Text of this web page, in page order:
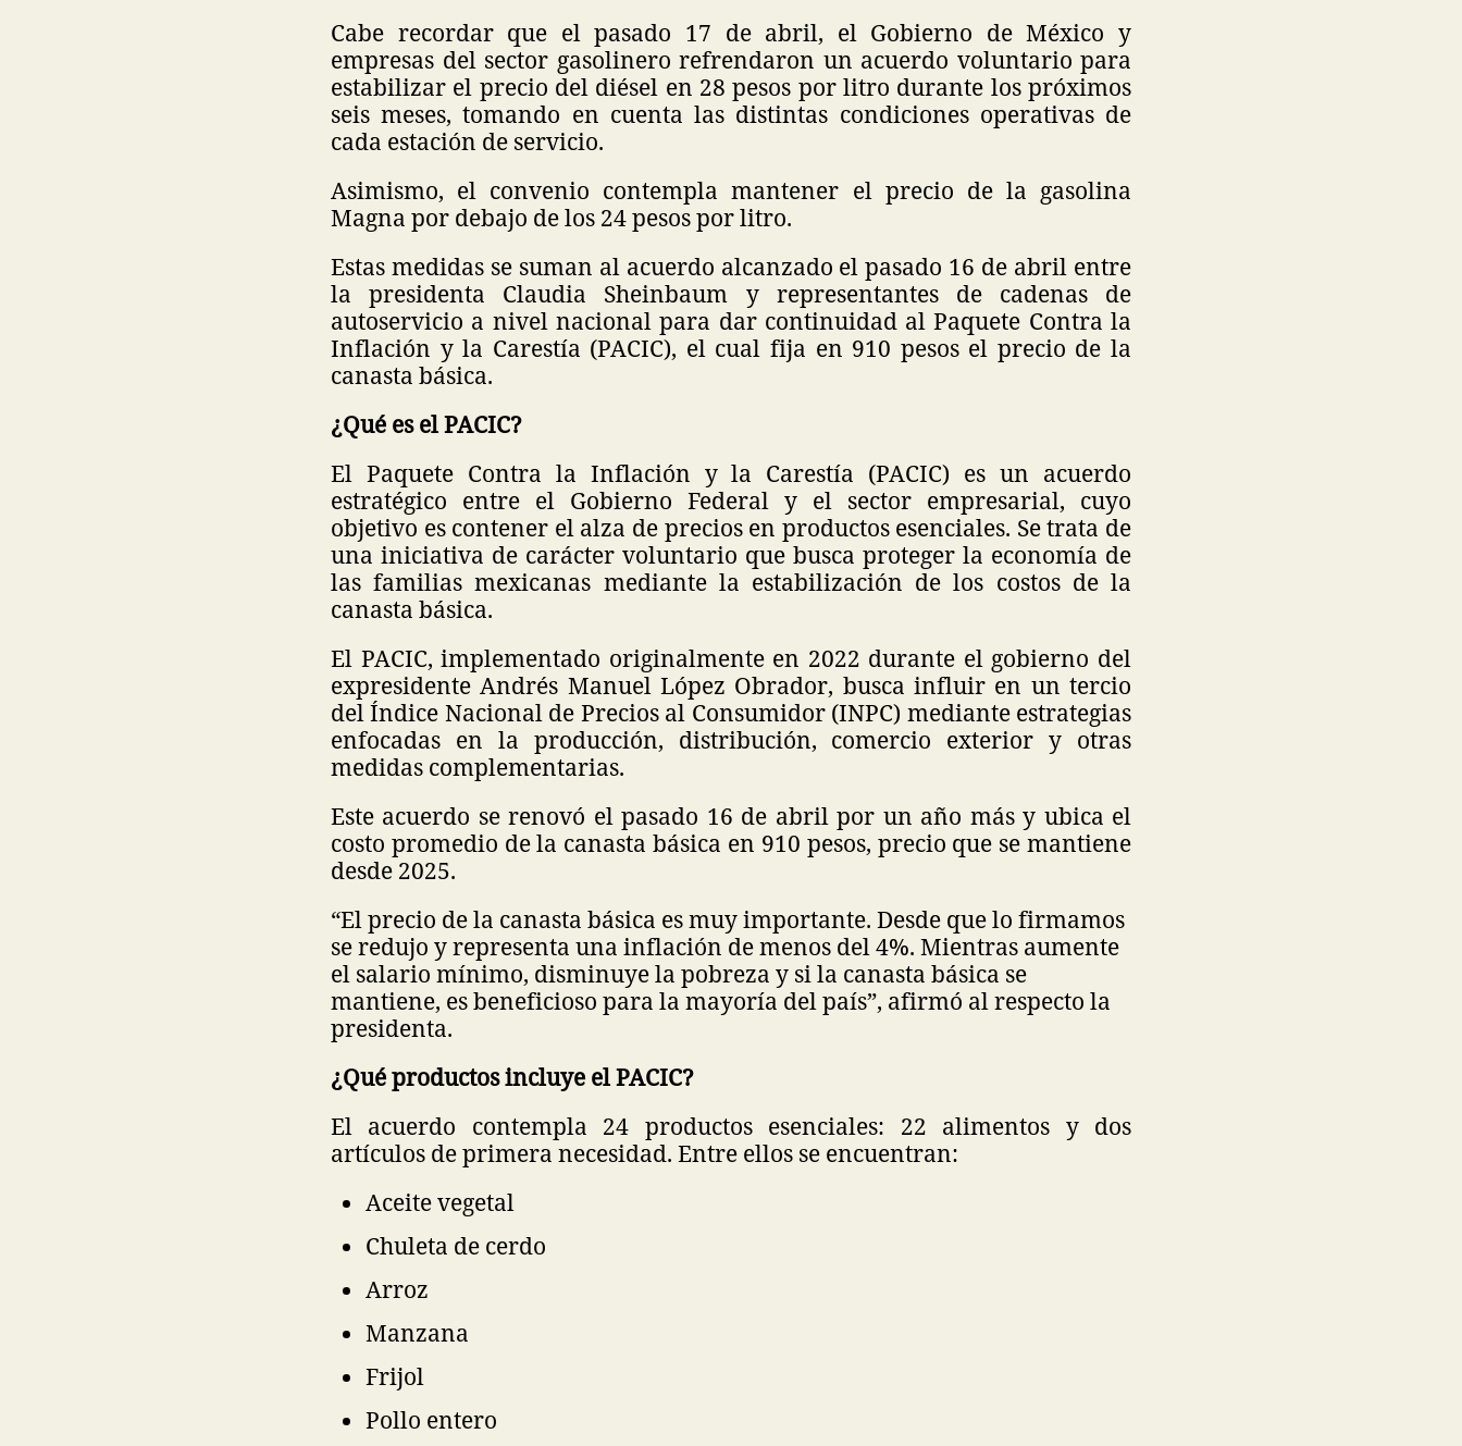
Cabe recordar que el pasado 17 de abril, el Gobierno de México y
empresas del sector gasolinero refrendaron un acuerdo voluntario para
estabilizar el precio del diésel en 28 pesos por litro durante los próximos
seis meses, tomando en cuenta las distintas condiciones operativas de
cada estación de servicio.
Asimismo, el convenio contempla mantener el precio de la gasolina
Magna por debajo de los 24 pesos por litro.
Estas medidas se suman al acuerdo alcanzado el pasado 16 de abril entre
la presidenta Claudia Sheinbaum y representantes de cadenas de
autoservicio a nivel nacional para dar continuidad al Paquete Contra la
Inflación y la Carestía (PACIC), el cual fija en 910 pesos el precio de la
canasta básica.
¿Qué es el PACIC?
El Paquete Contra la Inflación y la Carestía (PACIC) es un acuerdo
estratégico entre el Gobierno Federal y el sector empresarial, cuyo
objetivo es contener el alza de precios en productos esenciales. Se trata de
una iniciativa de carácter voluntario que busca proteger la economía de
las familias mexicanas mediante la estabilización de los costos de la
canasta básica.
El PACIC, implementado originalmente en 2022 durante el gobierno del
expresidente Andrés Manuel López Obrador, busca influir en un tercio
del Índice Nacional de Precios al Consumidor (INPC) mediante estrategias
enfocadas en la producción, distribución, comercio exterior y otras
medidas complementarias.
Este acuerdo se renovó el pasado 16 de abril por un año más y ubica el
costo promedio de la canasta básica en 910 pesos, precio que se mantiene
desde 2025.
“El precio de la canasta básica es muy importante. Desde que lo firmamos
se redujo y representa una inflación de menos del 4%. Mientras aumente
el salario mínimo, disminuye la pobreza y si la canasta básica se
mantiene, es beneficioso para la mayoría del país”, afirmó al respecto la
presidenta.
¿Qué productos incluye el PACIC?
El acuerdo contempla 24 productos esenciales: 22 alimentos y dos
artículos de primera necesidad. Entre ellos se encuentran:
Aceite vegetal
Chuleta de cerdo
Arroz
Manzana
Frijol
Pollo entero